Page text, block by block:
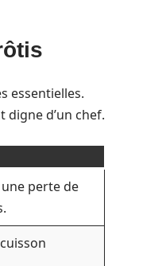
essentielles.
d’un chef.
perte de